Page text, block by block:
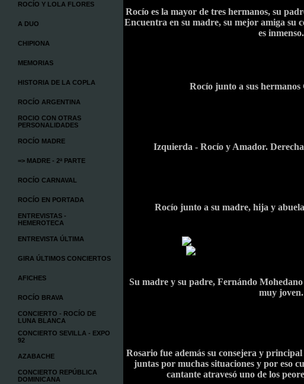
ROCÍO Y LOLA FLORES
A DUO
CHIPIONA
MEMORIAS
HISTORIA DE LA COPLA
ROCÍO ARGENTINA
ROCIO CON OTRAS
PERSONALIDADES
ROCÍO MADRE
=> MADRE - 2ª PARTE
ROCÍO CARNAVAL
ROCÍO EN PORTADA
ENTREVISTAS -
HEMEROTECA
ENTREVISTA ÚLTIMA
GIRA ÚLTIMOS CONCIERTOS
AFICHES
ROCÍO BRAVA
CONCIERTO - ROCÍO DE
LUNA BLANCA
CONCIERTO SEVILLA - EXPO
92
AZABACHE
CONCIERTO REPÚBLICA
DOMINICANA
Rocío es la mayor de tres hermanos, su
Encuentra en su madre, su mejor amiga su
es inmenso.
Rocío junto a sus
Izquierda - Rocío y Amador.
Rocío junto a su madre, hija y
Su madre y su padre, Fernándo
muy joven.
Rosario fue además su consejera y
juntas por muchas situaciones y por eso
cantante atravesó uno de los